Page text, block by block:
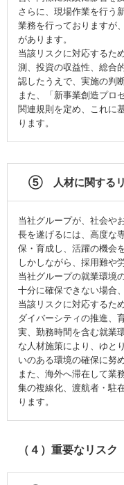
さらに、現場作業を行う
業務を行っておりますが
があります。
当該リスクに対応するた
測、投資の収益性、総合
認したうえで、実施の判
また、「新事業創造プロ
関連規則を定め、これに
ります。
⑤ 人材に関するリ
当社グループが、社会や
長を遂げるには、高度な
保・育成し、活躍の機会
しかしながら、採用難や
当社グループの就業環境
十分に確保できない場合
当該リスクに対応するた
ダイバーシティの推進、
実、勤務時間を含む就業
な人材施策により、ゆと
いのある環境の確保に努
また、海外へ滞在して業
集の複線化、渡航者・駐
ります。
（４）重要なリスク